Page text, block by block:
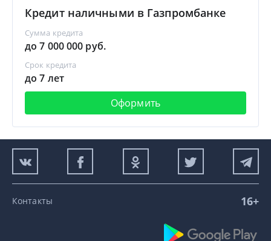
Кредит наличными в Газпромбанке
Сумма кредита
до 7 000 000 руб.
Срок кредита
до 7 лет
Оформить
Контакты 16+